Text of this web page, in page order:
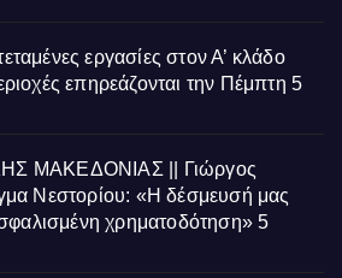
εργασίες στον Α’ κλάδο
επηρεάζονται την Πέμπτη 5
ΜΑΚΕΔΟΝΙΑΣ || Γιώργος
Νεστορίου: «Η δέσμευσή μας
χρηματοδότηση» 5